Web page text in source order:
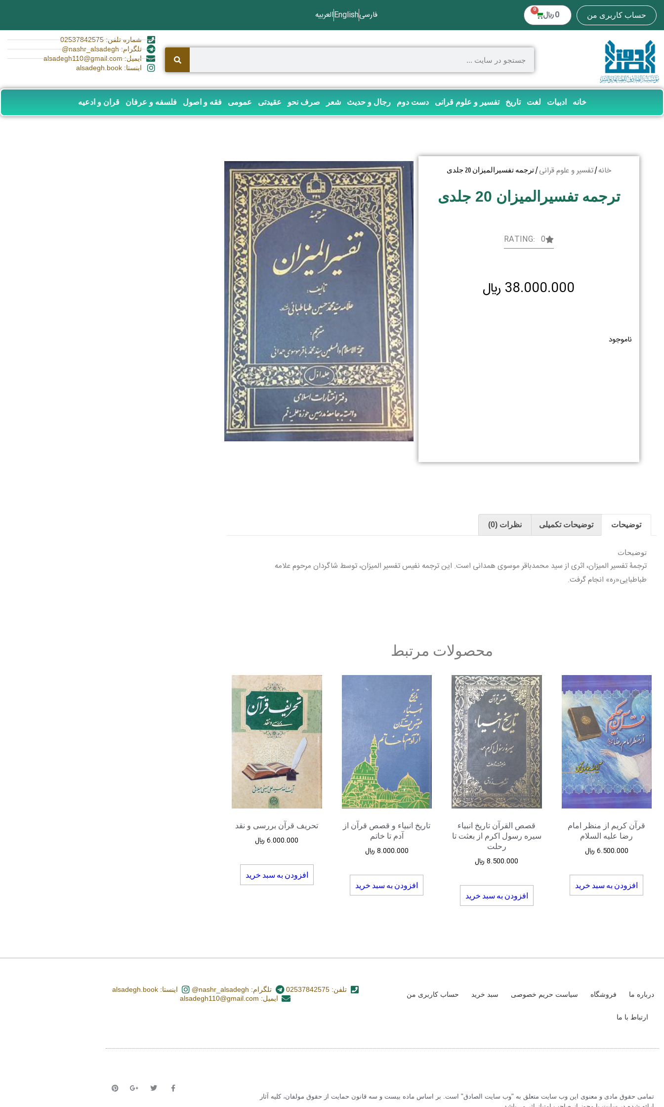
حساب کاربری من 0 ﷼ 0 فارسیEnglishالعربیه
شماره تلفن: 02537842575
تلگرام: nashr_alsadegh@
ایمیل: alsadegh110@gmail.com
اینستا: alsadegh.book
خانه ادبیات لغت تاریخ تفسیر و علوم قرانی دست دوم رجال و حدیث شعر صرف نحو عقیدتی عمومی فقه و اصول فلسفه و عرفان قران و ادعیه
خانه/تفسیر و علوم قرانی/ ترجمه تفسیرالمیزان 20 جلدی
ترجمه تفسیرالمیزان 20 جلدی
RATING: 0
38.000.000 ﷼
ناموجود
توضیحات توضیحات تکمیلی نظرات (0)
توضیحات
ترجمۀ تفسير الميزان، اثرى از سيد محمدباقر موسوى همدانی است. اين ترجمه نفيس تفسير الميزان، توسط شاگردان مرحوم علامه
طباطبايى«ره» انجام گرفت.
محصولات مرتبط
قرآن کریم از منظر امام
رضا علیه السلام
6.500.000 ﷼
افزودن به سبد خرید
قصص القرآن تاریخ انبیاء
سیره رسول اکرم از بعثت تا
رحلت
8.500.000 ﷼
افزودن به سبد خرید
تاریخ انبیاء و قصص قرآن از
آدم تا خاتم
8.000.000 ﷼
افزودن به سبد خرید
تحریف قرآن بررسی و نقد
6.000.000 ﷼
افزودن به سبد خرید
درباره ما فروشگاه سیاست حریم خصوصی سبد خرید حساب کاربری من
ارتباط با ما
تلفن: 02537842575 تلگرام: nashr_alsadegh@
اینستا: alsadegh.book
ایمیل: alsadegh110@gmail.com
تمامی حقوق مادی و معنوی این وب سایت متعلق به "وب سایت الصادق" است. بر اساس ماده بیست و سه قانون حمایت از حقوق مولفان، کلیه آثار